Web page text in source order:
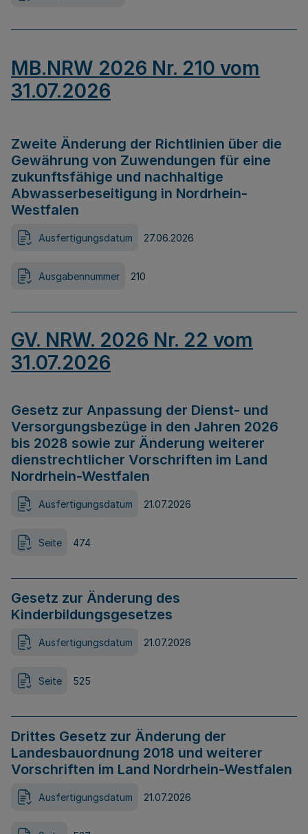
MB.NRW 2026 Nr. 210 vom
31.07.2026
Zweite Änderung der Richtlinien über die
Gewährung von Zuwendungen für eine
zukunftsfähige und nachhaltige
Abwasserbeseitigung in Nordrhein-
Westfalen
Ausfertigungsdatum 27.06.2026
Ausgabennummer 210
GV. NRW. 2026 Nr. 22 vom
31.07.2026
Gesetz zur Anpassung der Dienst- und
Versorgungsbezüge in den Jahren 2026
bis 2028 sowie zur Änderung weiterer
dienstrechtlicher Vorschriften im Land
Nordrhein-Westfalen
Ausfertigungsdatum 21.07.2026
Seite 474
Gesetz zur Änderung des
Kinderbildungsgesetzes
Ausfertigungsdatum 21.07.2026
Seite 525
Drittes Gesetz zur Änderung der
Landesbauordnung 2018 und weiterer
Vorschriften im Land Nordrhein-Westfalen
Ausfertigungsdatum 21.07.2026